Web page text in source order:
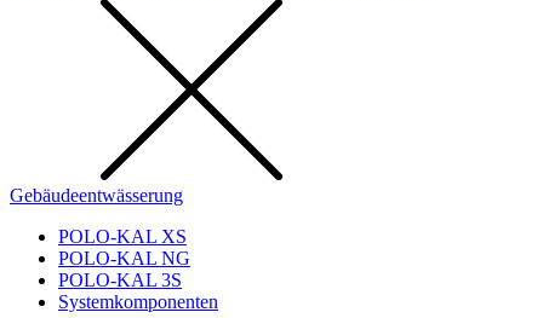
Gebäudeentwässerung
POLO-KAL XS
POLO-KAL NG
POLO-KAL 3S
Systemkomponenten